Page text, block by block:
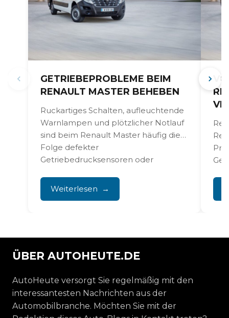
GETRIEBEPROBLEME BEIM
RENAULT MASTER BEHEBEN
Ruckartiges Schalten, aufleuchtende
Warnlampen und plötzlicher Notlauf
sind beim Renault Master häufig die
Folge defekter
Getriebedrucksensoren oder
Weiterlesen
ÜBER AUTOHEUTE.DE
AutoHeute versorgt Sie regelmäßig mit den
interessantesten Nachrichten aus der
Automobilbranche. Möchten Sie mit der